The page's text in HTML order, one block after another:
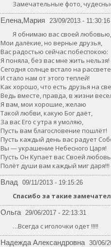
Замечательные фото,
Елена,Мария 23/09/2013 - 11:30:16
Я обнимаю вас своей любовью,
Мои далёкие, но верные друзья,
Вас радостью сейчас побеспокою:
Я поняла, без вас мне жить нельзя!
Сегодня солнце встало на рассвете
И стало нам от этого теплей!
Как хорошо, что есть друзья на
Ведь вместе, правда, в жизни
Я вам, мои хорошие, желаю
Такой любви, какую Бог даёт,
За вас Его с утра я умоляю,
Пусть вам благословение пошлёт!
Пусть каждый день вас радует
Вы — украшение Небесного Царя!
Пусть Он Купает вас Своей
Полёт души вам каждый миг даря!!!
Влад 09/11/2013 - 19:15:26
Спасибо за такие
Ольга 29/06/2017 - 22:13:31
…Всегда с иголочки одет !!!!!
Надежда Александровна 30/06/